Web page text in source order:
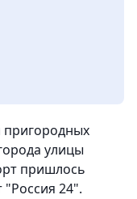
пригородных
улицы
пришлось
"Россия 24".